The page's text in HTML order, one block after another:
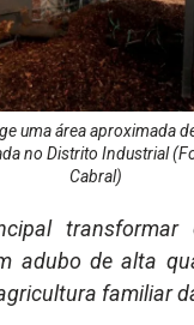
uma área aproximada
no Distrito Industrial
Cabral)
transformar
adubo de alta
familiar